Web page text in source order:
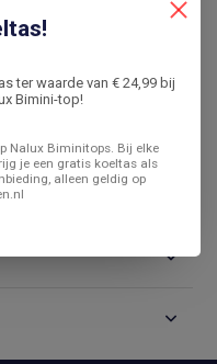
ter waarde van € 24,99 bij
Bimini-top!
Nalux Biminitops. Bij elke
je een gratis koeltas als
alleen geldig op